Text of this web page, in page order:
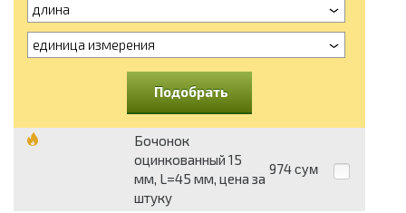
длина
единица измерения
Подобрать
Бочонок
оцинкованный 15
мм, L=45 мм, цена за
штуку
974 сум